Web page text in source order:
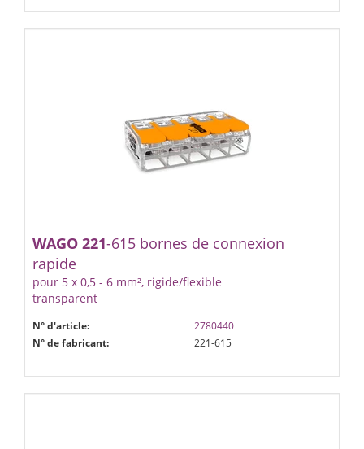
WAGO 221-615 bornes de connexion
rapide
pour 5 x 0,5 - 6 mm², rigide/flexible
transparent
N° d'article:
2780440
N° de fabricant:
221-615